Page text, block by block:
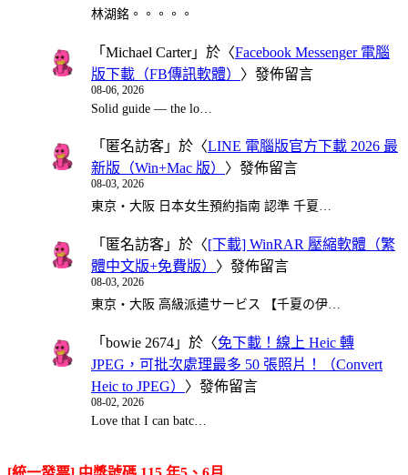
林湖銘。。。。。
「 Michael Carter」於〈Facebook Messenger 電腦
版下載（FB傳訊軟體） 〉發佈留言
08-06, 2026
Solid guide — the lo…
「 匿名訪客 」於〈LINE 電腦版官方下載 2026 最
新版（Win+Mac 版） 〉發佈留言
08-03, 2026
東京・大阪 日本女生預約指南 認準 千夏…
「 匿名訪客 」於〈[下載] WinRAR 壓縮軟體（繁
體中文版+免費版） 〉發佈留言
08-03, 2026
東京・大阪 高級派遣サービス 【千夏の伊…
「 bowie 2674 」於〈免下載！線上 Heic 轉
JPEG，可批次處理最多 50 張照片！（Convert
Heic to JPEG） 〉發佈留言
08-02, 2026
Love that I can batc…